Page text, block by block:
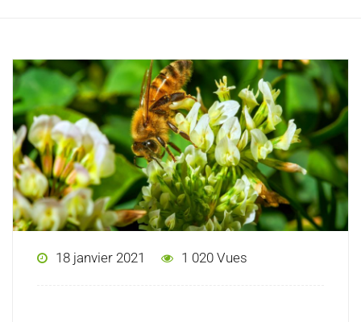
18 janvier 2021 1 020 Vues